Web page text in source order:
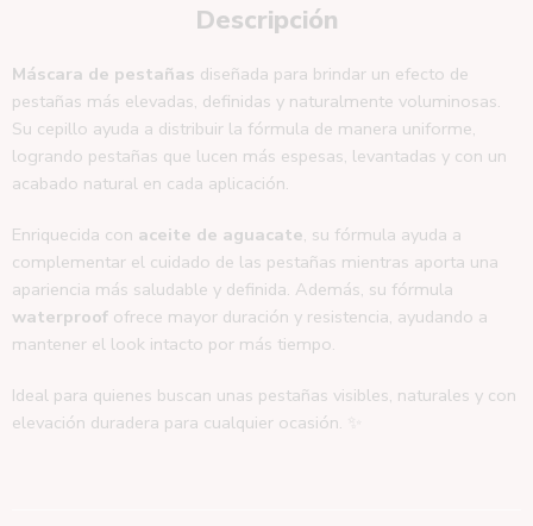
Descripción
Máscara de pestañas diseñada para brindar un efecto de
pestañas más elevadas, definidas y naturalmente voluminosas.
Su cepillo ayuda a distribuir la fórmula de manera uniforme,
logrando pestañas que lucen más espesas, levantadas y con un
acabado natural en cada aplicación.
Enriquecida con aceite de aguacate, su fórmula ayuda a
complementar el cuidado de las pestañas mientras aporta una
apariencia más saludable y definida. Además, su fórmula
waterproof ofrece mayor duración y resistencia, ayudando a
mantener el look intacto por más tiempo.
Ideal para quienes buscan unas pestañas visibles, naturales y con
elevación duradera para cualquier ocasión. ✨